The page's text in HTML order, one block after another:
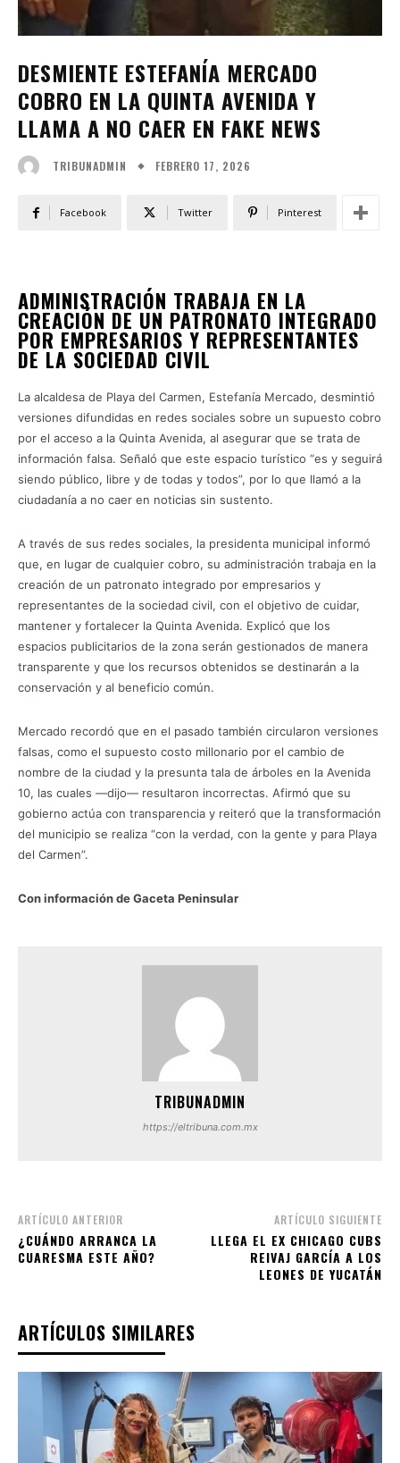
DESMIENTE ESTEFANÍA MERCADO
COBRO EN LA QUINTA AVENIDA Y
LLAMA A NO CAER EN FAKE NEWS
TRIBUNADMIN FEBRERO 17, 2026
Facebook Twitter Pinterest
ADMINISTRACIÓN TRABAJA EN LA
CREACIÓN DE UN PATRONATO INTEGRADO
POR EMPRESARIOS Y REPRESENTANTES
DE LA SOCIEDAD CIVIL
La alcaldesa de Playa del Carmen, Estefanía Mercado, desmintió
versiones difundidas en redes sociales sobre un supuesto cobro
por el acceso a la Quinta Avenida, al asegurar que se trata de
información falsa. Señaló que este espacio turístico “es y seguirá
siendo público, libre y de todas y todos”, por lo que llamó a la
ciudadanía a no caer en noticias sin sustento.
A través de sus redes sociales, la presidenta municipal informó
que, en lugar de cualquier cobro, su administración trabaja en la
creación de un patronato integrado por empresarios y
representantes de la sociedad civil, con el objetivo de cuidar,
mantener y fortalecer la Quinta Avenida. Explicó que los
espacios publicitarios de la zona serán gestionados de manera
transparente y que los recursos obtenidos se destinarán a la
conservación y al beneficio común.
Mercado recordó que en el pasado también circularon versiones
falsas, como el supuesto costo millonario por el cambio de
nombre de la ciudad y la presunta tala de árboles en la Avenida
10, las cuales —dijo— resultaron incorrectas. Afirmó que su
gobierno actúa con transparencia y reiteró que la transformación
del municipio se realiza “con la verdad, con la gente y para Playa
del Carmen”.
Con información de Gaceta Peninsular
TRIBUNADMIN
https://eltribuna.com.mx
ARTÍCULO ANTERIOR
¿CUÁNDO ARRANCA LA
CUARESMA ESTE AÑO?
ARTÍCULO SIGUIENTE
LLEGA EL EX CHICAGO CUBS
REIVAJ GARCÍA A LOS
LEONES DE YUCATÁN
ARTÍCULOS SIMILARES